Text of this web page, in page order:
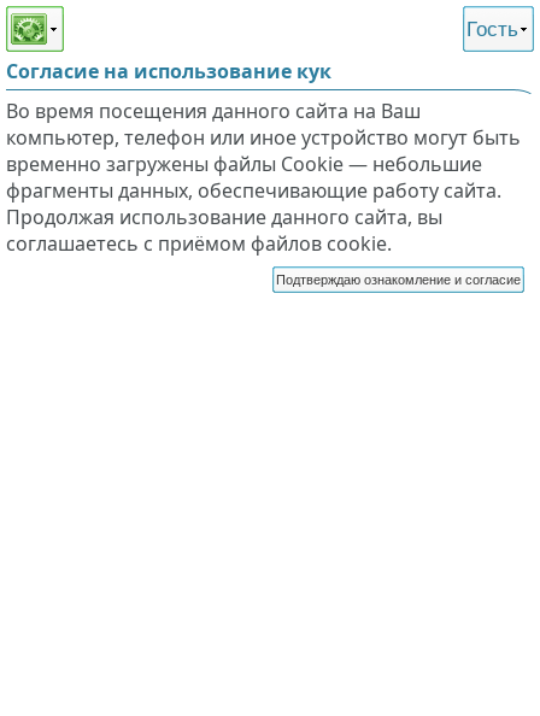
Этот сайт поддерживает
слабовидящих
Гость
Согласие на использование кук
Во время посещения данного сайта на Ваш
компьютер, телефон или иное устройство могут быть
временно загружены файлы Cookie — небольшие
фрагменты данных, обеспечивающие работу сайта.
Продолжая использование данного сайта, вы
соглашаетесь с приёмом файлов cookie.
Подтверждаю ознакомление и согласие